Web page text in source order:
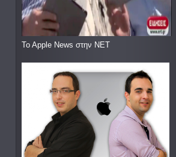
To Apple News στην ΝΕΤ